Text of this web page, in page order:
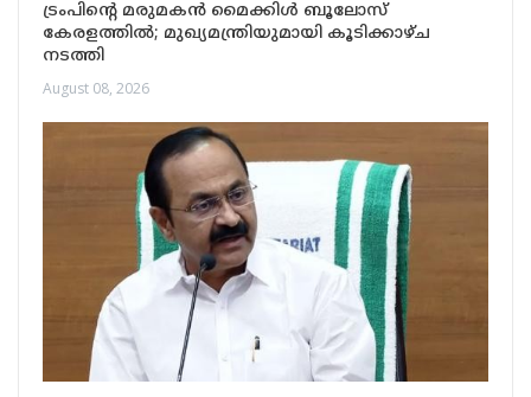
ട്രംപിന്റെ മരുമകൻ മൈക്കിൾ ബൂലോസ്
കേരളത്തിൽ; മുഖ്യമന്ത്രിയുമായി കൂടിക്കാഴ്ച
നടത്തി
August 08, 2026